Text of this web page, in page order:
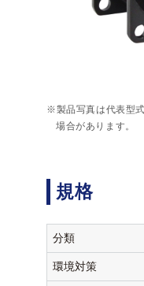
※製品写真は代表型
場合があります。
規格
分類
環境対策